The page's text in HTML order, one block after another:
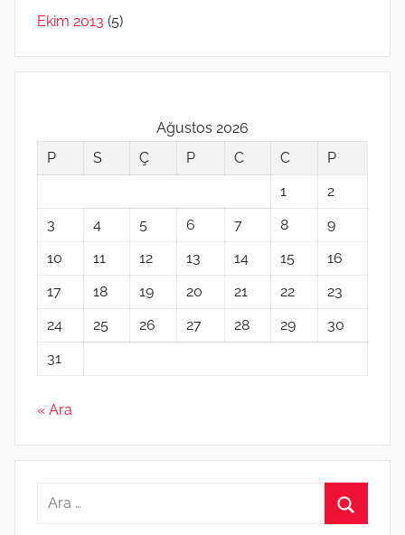
Ekim 2013 (5)
Ağustos 2026
P
S Ç P C C
P
1
2
3
4 5 6 7 8
9
10
11 12 13 14 15
16
17
18 19 20 21 22
23
24
25 26 27 28 29
30
31
« Ara
Arama: